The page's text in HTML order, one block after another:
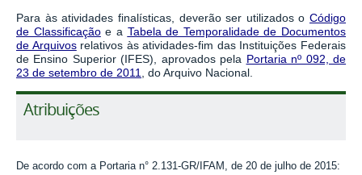
Para às atividades finalísticas, deverão ser utilizadoso Código
de Classificaçãoe a Tabela de Temporalidade de Documentos
de Arquivosrelativos às atividades-fim das Instituições Federais
de Ensino Superior (IFES)
aprovados pela Portaria nº 092, de
23 de setembro de 2011
, do Arquivo Nacional
Atribuições
De acordo com a Portaria n° 2.131-GR/IFAM, de 20 de julho de 2015: